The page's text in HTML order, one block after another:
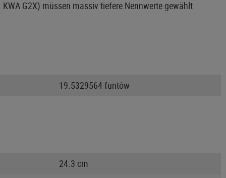
G2X) müssen massiv tiefere Nennwerte gewählt
19.5329564 funtów
24.3 cm